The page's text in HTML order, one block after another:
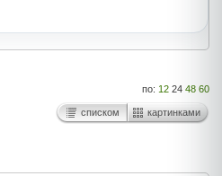
по: 12 24 48 60
списком картинками